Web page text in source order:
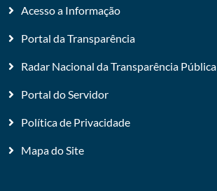
Acesso a Informação
Portal da Transparência
Radar Nacional da Transparência Pública
Portal do Servidor
Política de Privacidade
Mapa do Site